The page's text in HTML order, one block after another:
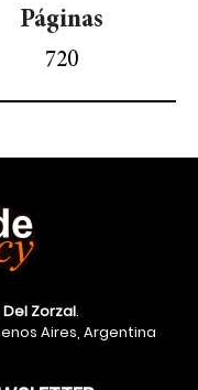
Páginas
720
Del Zorzal.
Aires, Argentina